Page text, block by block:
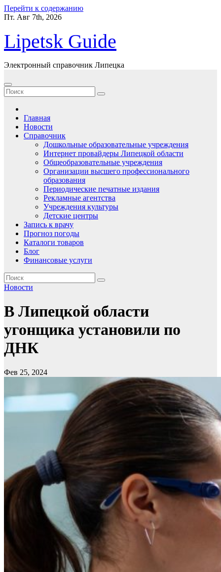
Перейти к содержанию
Пт. Авг 7th, 2026
Lipetsk Guide
Электронный справочник Липецка
Главная
Новости
Справочник
Дошкольные образовательные учреждения
Интернет провайдеры Липецкой области
Общеобразовательные учреждения
Организации высшего профессионального
образования
Периодические печатные издания
Рекламные агентства
Учреждения культуры
Детские центры
Запись к врачу
Прогноз погоды
Каталоги товаров
Блог
Финансовые услуги
Новости
В Липецкой области
угонщика установили по
ДНК
Фев 25, 2024